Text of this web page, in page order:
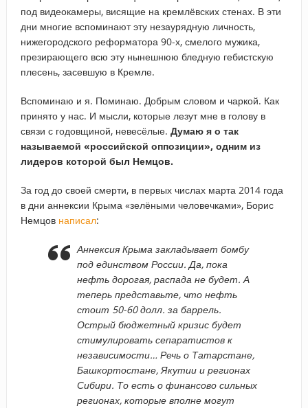
под видеокамеры, висящие на кремлёвских стенах. В эти
дни многие вспоминают эту незаурядную личность,
нижегородского реформатора 90-х, смелого мужика,
презирающего всю эту нынешнюю бледную гебистскую
плесень, засевшую в Кремле.
Вспоминаю и я. Поминаю. Добрым словом и чаркой. Как
принято у нас. И мысли, которые лезут мне в голову в
связи с годовщиной, невесёлые. Думаю я о так
называемой «российской оппозиции», одним из
лидеров которой был Немцов.
За год до своей смерти, в первых числах марта 2014 года
в дни аннексии Крыма «зелёными человечками», Борис
Немцов написал:
Аннексия Крыма закладывает бомбу
под единством России. Да, пока
нефть дорогая, распада не будет. А
теперь представьте, что нефть
стоит 50-60 долл. за баррель.
Острый бюджетный кризис будет
стимулировать сепаратистов к
независимости… Речь о Татарстане,
Башкортостане, Якутии и регионах
Сибири. То есть о финансово сильных
регионах, которые вполне могут